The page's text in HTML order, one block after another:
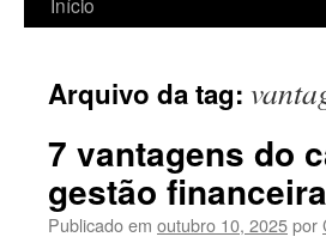
Arquivo da tag:
7 vantagens do
gestão financeira
Publicado em outubro 10, 2025por